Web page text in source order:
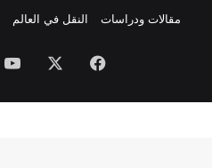
مقالات ودراسات
النقل في العالم
فيسبوك